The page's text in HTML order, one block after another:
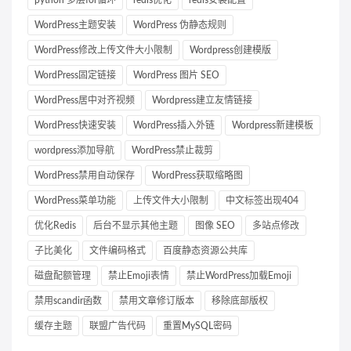
WordPress主题安装 WordPress 伪静态规则
WordPress修改上传文件大小限制 Wordpress创建模版
WordPress固定链接 WordPress 图片 SEO
WordPress居中对齐视频 Wordpress建立友情链接
WordPress快速安装 WordPress插入外链 Wordpress新建模板
wordpress添加导航 WordPress禁止裁剪
WordPress禁用自动保存 WordPress获取缩略图
WordPress菜单功能 上传文件大小限制 中文标签出现404
优化Redis 后台不显示其他主题 图像 SEO 多站点修改
子比美化 文件编码格式 百度静态资源公共库
磁盘配额管理 禁止Emoji表情 禁止WordPress加载Emoji
禁用scandir函数 禁用文章修订版本 移除底部版权
缓存主题 联盟广告代码 重置MySQL密码